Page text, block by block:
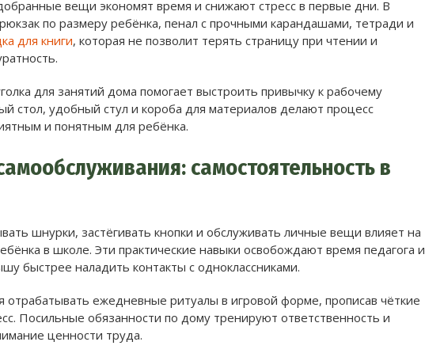
вещи экономят время и снижают стресс в первые дни. В
по размеру ребёнка, пенал с прочными карандашами, тетради и
для книги, которая не позволит терять страницу при чтении и
для занятий дома помогает выстроить привычку к рабочему
стол, удобный стул и короба для материалов делают процесс
и понятным для ребёнка.
самостоятельность в
шнурки, застёгивать кнопки и обслуживать личные вещи влияет на
в школе. Эти практические навыки освобождают время педагога и
быстрее наладить контакты с одноклассниками.
отрабатывать ежедневные ритуалы в игровой форме, прописав чёткие
Посильные обязанности по дому тренируют ответственность и
ценности труда.